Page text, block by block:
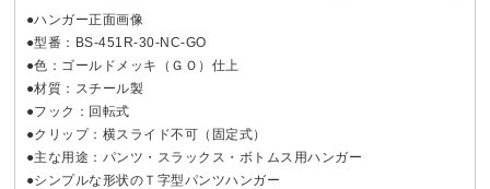
●ハンガー正面画像
●型番：BS-451R-30-NC-GO
●色：ゴールドメッキ（ＧＯ）仕上
●材質：スチール製
●フック：回転式
●クリップ：横スライド不可（固定式）
●主な用途：パンツ・スラックス・ボトムス用ハンガー
●シンプルな形状のＴ字型パンツハンガー